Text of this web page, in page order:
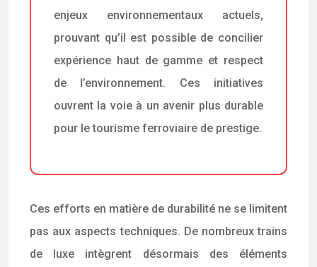
enjeux environnementaux actuels,
prouvant qu’il est possible de concilier
expérience haut de gamme et respect
de l’environnement. Ces initiatives
ouvrent la voie à un avenir plus durable
pour le tourisme ferroviaire de prestige.
Ces efforts en matière de durabilité ne se limitent
pas aux aspects techniques. De nombreux trains
de luxe intègrent désormais des éléments